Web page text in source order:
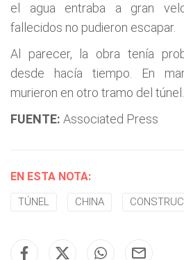
el agua entraba a gran
fallecidos no pudieron escapar.
Al parecer, la obra tenía
desde hacía tiempo. En
murieron en otro tramo del túnel.
FUENTE: Associated Press
EN ESTA NOTA:
TÚNEL CHINA